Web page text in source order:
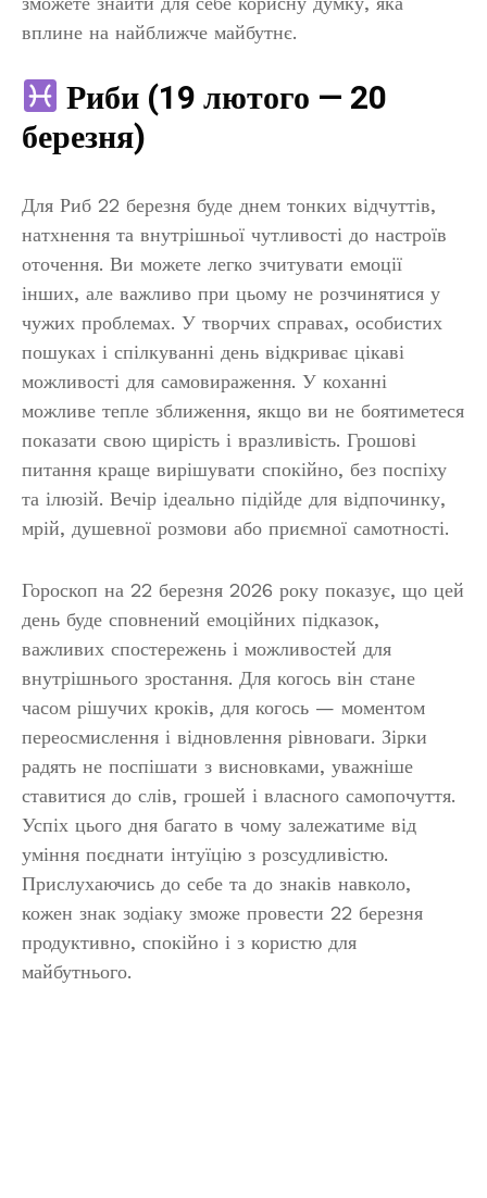
вплине на найближче майбутнє.
Риби (19 лютого — 20
березня)
Для Риб 22 березня буде днем тонких відчуттів,
натхнення та внутрішньої чутливості до настроїв
оточення. Ви можете легко зчитувати емоції
інших, але важливо при цьому не розчинятися у
чужих проблемах. У творчих справах, особистих
пошуках і спілкуванні день відкриває цікаві
можливості для самовираження. У коханні
можливе тепле зближення, якщо ви не боятиметеся
показати свою щирість і вразливість. Грошові
питання краще вирішувати спокійно, без поспіху
та ілюзій. Вечір ідеально підійде для відпочинку,
мрій, душевної розмови або приємної самотності.
Гороскоп на 22 березня 2026 року показує, що цей
день буде сповнений емоційних підказок,
важливих спостережень і можливостей для
внутрішнього зростання. Для когось він стане
часом рішучих кроків, для когось — моментом
переосмислення і відновлення рівноваги. Зірки
радять не поспішати з висновками, уважніше
ставитися до слів, грошей і власного самопочуття.
Успіх цього дня багато в чому залежатиме від
уміння поєднати інтуїцію з розсудливістю.
Прислухаючись до себе та до знаків навколо,
кожен знак зодіаку зможе провести 22 березня
продуктивно, спокійно і з користю для
майбутнього.